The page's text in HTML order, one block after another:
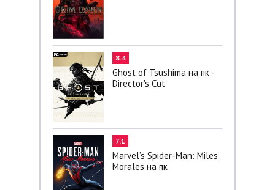
8.4
Ghost of Tsushima на пк -
Director's Cut
7.1
Marvel’s Spider-Man: Miles
Morales на пк